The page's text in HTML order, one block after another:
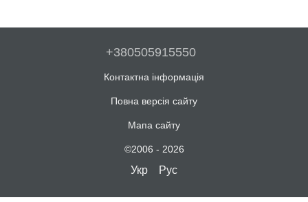
+380505915550
Контактна інформація
Повна версія сайту
Мапа сайту
©2006 - 2026
Укр Рус